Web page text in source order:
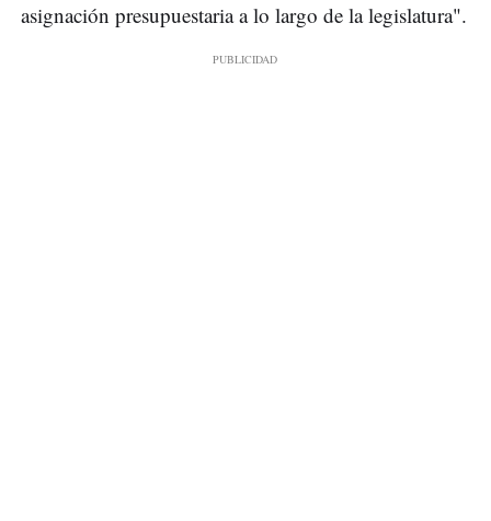
asignación presupuestaria a lo largo de la legislatura".